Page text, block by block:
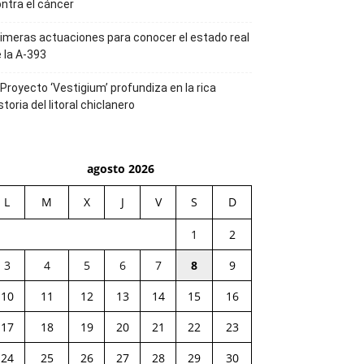
el cáncer
actuaciones para conocer el estado real
la A-393
Proyecto ‘Vestigium’ profundiza en la rica
del litoral chiclanero
agosto 2026
L M X J V S D
1
2
3
4 5 6 7 8
9
10
11 12 13 14 15
16
17
18 19 20 21 22
23
24
25 26 27 28 29 30